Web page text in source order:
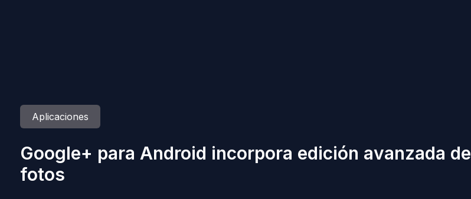
Aplicaciones
Google+ para Android incorpora edición avanzada de
fotos